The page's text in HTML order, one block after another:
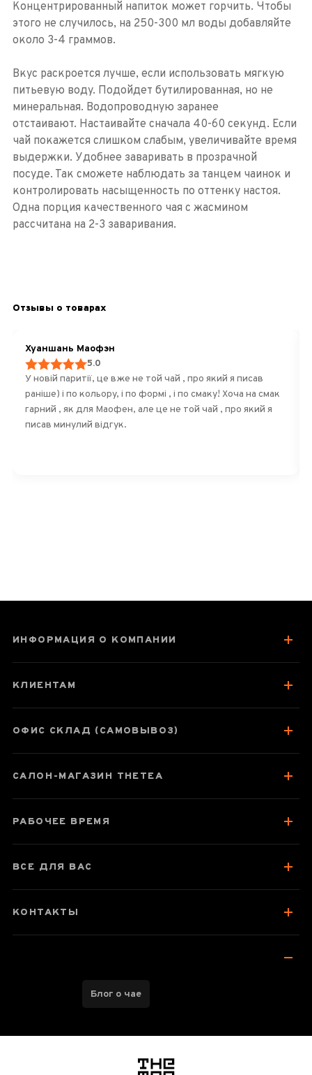
Концентрированный напиток может горчить. Чтобы
этого не случилось, на 250-300 мл воды добавляйте
около 3-4 граммов.
Вкус раскроется лучше, если использовать мягкую
питьевую воду. Подойдет бутилированная, но не
минеральная. Водопроводную заранее
отстаивают. Настаивайте сначала 40-60 секунд. Если
чай покажется слишком слабым, увеличивайте время
выдержки. Удобнее заваривать в прозрачной
посуде. Так сможете наблюдать за танцем чаинок и
контролировать насыщенность по оттенку настоя.
Одна порция качественного чая с жасмином
рассчитана на 2-3 заваривания.
Отзывы о товарах
Хуаншань Маофэн
5.0
У новій паритії, це вже не той чай , про який я писав
раніше) і по кольору, і по формі , і по смаку! Хоча на смак
гарний , як для Маофен, але це не той чай , про який я
писав минулий відгук.
ИНФОРМАЦИЯ О КОМПАНИИ
КЛИЕНТАМ
ОФИС СКЛАД (САМОВЫВОЗ)
САЛОН-МАГАЗИН THETEA
РАБОЧЕЕ ВРЕМЯ
ВСЕ ДЛЯ ВАС
КОНТАКТЫ
Блог о чае
логотип